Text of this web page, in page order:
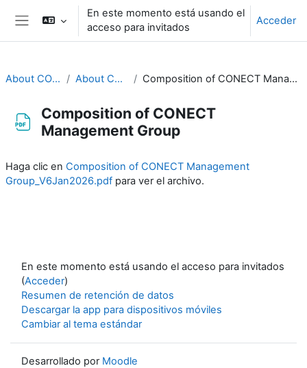
Salta al contenido principal
Panel lateral
En este momento está usando el
acceso para invitados
Acceder
About CONECT About CONECT Composition of CONECT Management Group
Composition of CONECT
Management Group
Haga clic en Composition of CONECT Management
Group_V6Jan2026.pdf para ver el archivo.
En este momento está usando el acceso para invitados
(Acceder)
Resumen de retención de datos
Descargar la app para dispositivos móviles
Cambiar al tema estándar
Desarrollado por Moodle